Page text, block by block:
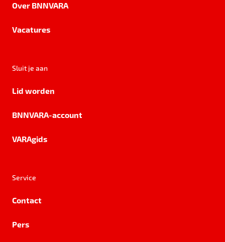
Over BNNVARA
Vacatures
Sluit je aan
Lid worden
BNNVARA-account
VARAgids
Service
Contact
Pers